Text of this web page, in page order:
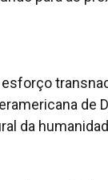
de
da